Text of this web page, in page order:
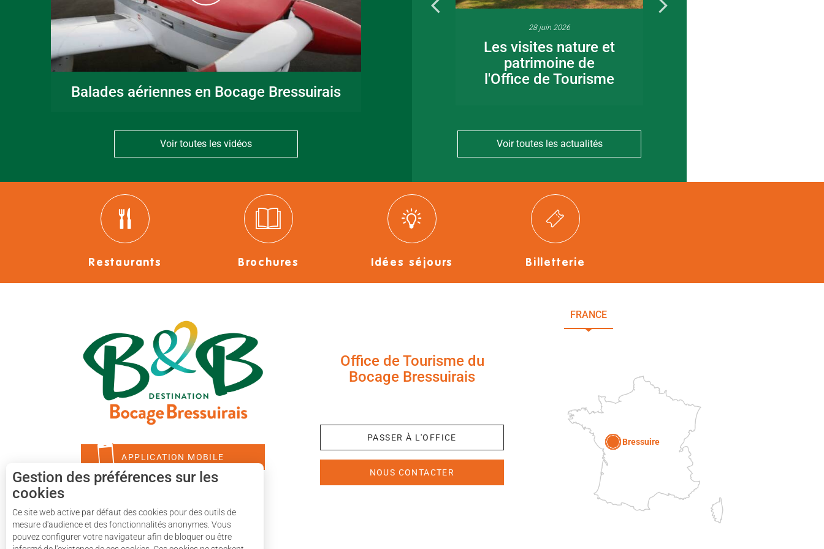
Balades aériennes en Bocage Bressuirais
Voir toutes les vidéos
16 juin 2026
Fête de la musique
28 juin 2026
Les visites nature et
patrimoine de
l'Office de Tourisme
Voir toutes les actualités
Restaurants Brochures Idées séjours Billetterie
APPLICATION MOBILE
Office de Tourisme du
Bocage Bressuirais
PASSER À L'OFFICE
NOUS CONTACTER
FRANCE
Bressuire
Gestion des préférences sur les
cookies
Ce site web active par défaut des cookies pour des outils de
mesure d'audience et des fonctionnalités anonymes. Vous
pouvez configurer votre navigateur afin de bloquer ou être